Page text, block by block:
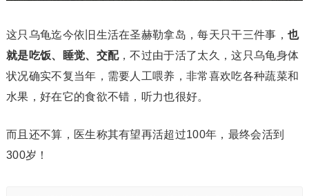
这只乌龟迄今依旧生活在圣赫勒拿岛，每天只干三件事， 也
就是吃饭、睡觉、交配，不过由于活了太久，这只乌龟身体
状况确实不复当年，需要人工喂养，非常喜欢吃各种蔬菜和
水果，好在它的食欲不错，听力也很好。
而且还不算，医生称其有望再活超过100年，最终会活到
300岁！